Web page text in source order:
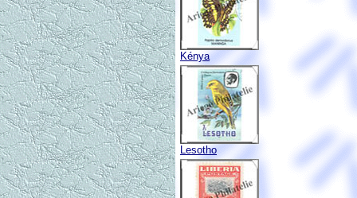
Kénya
Lesotho